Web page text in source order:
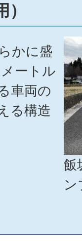
飯
ン
かに盛
ートル
車両の
る構造